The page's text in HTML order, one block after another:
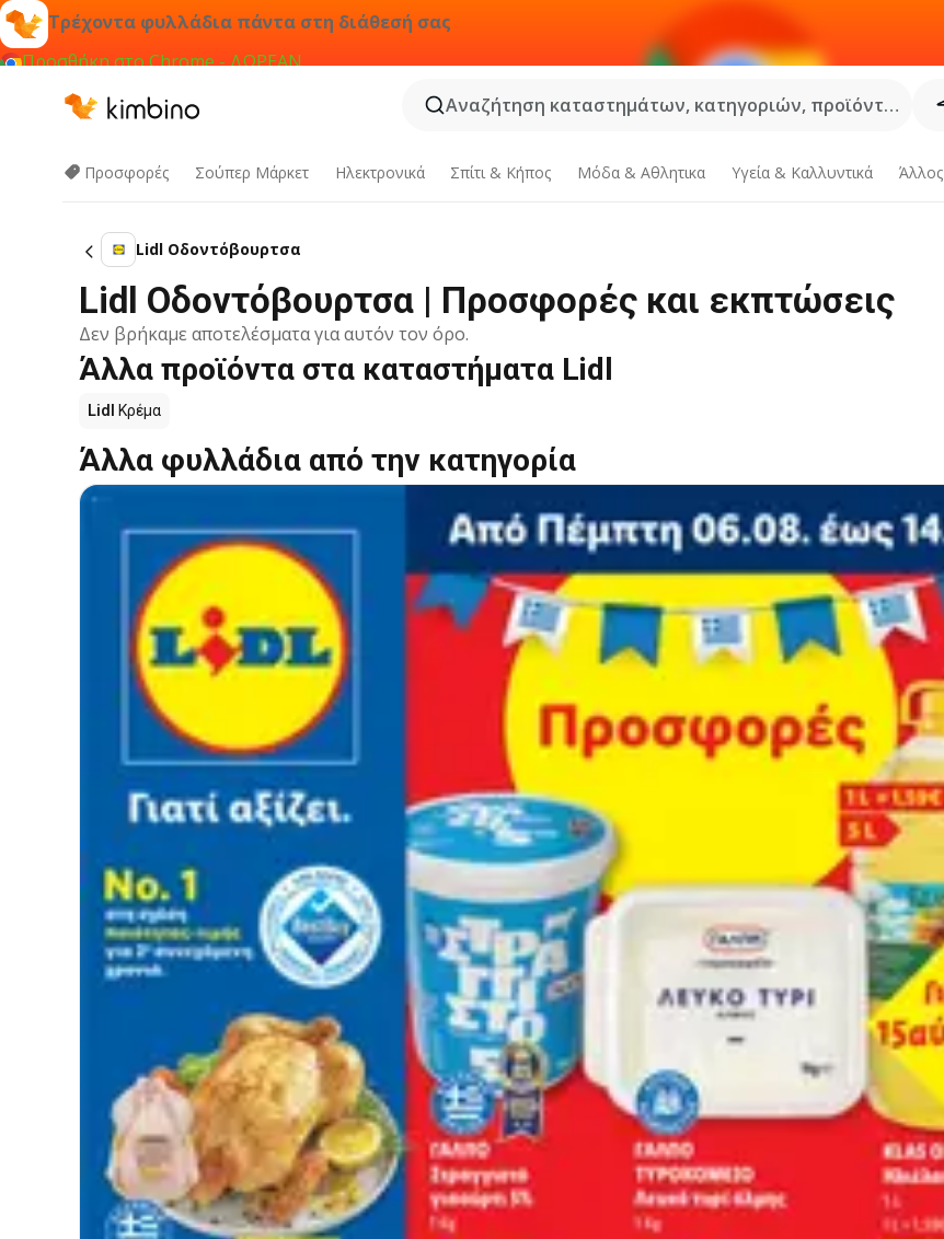
Τρέχοντα φυλλάδια πάντα στη διάθεσή σας
Προσθήκη στο Chrome - ΔΩΡΕΑΝ
Αναζήτηση καταστημάτων, κατηγοριών, προϊόντων...
Προσφορές Σούπερ Μάρκετ Hλεκτρονικά Σπίτι & Κήπος Μόδα & Aθλητικα Υγεία & Καλλυντικά Άλλος
Lidl Οδοντόβουρτσα
Lidl Οδοντόβουρτσα | Προσφορές και εκπτώσεις
Δεν βρήκαμε αποτελέσματα για αυτόν τον όρο.
Άλλα προϊόντα στα καταστήματα Lidl
Lidl Κρέμα
Άλλα φυλλάδια από την κατηγορία